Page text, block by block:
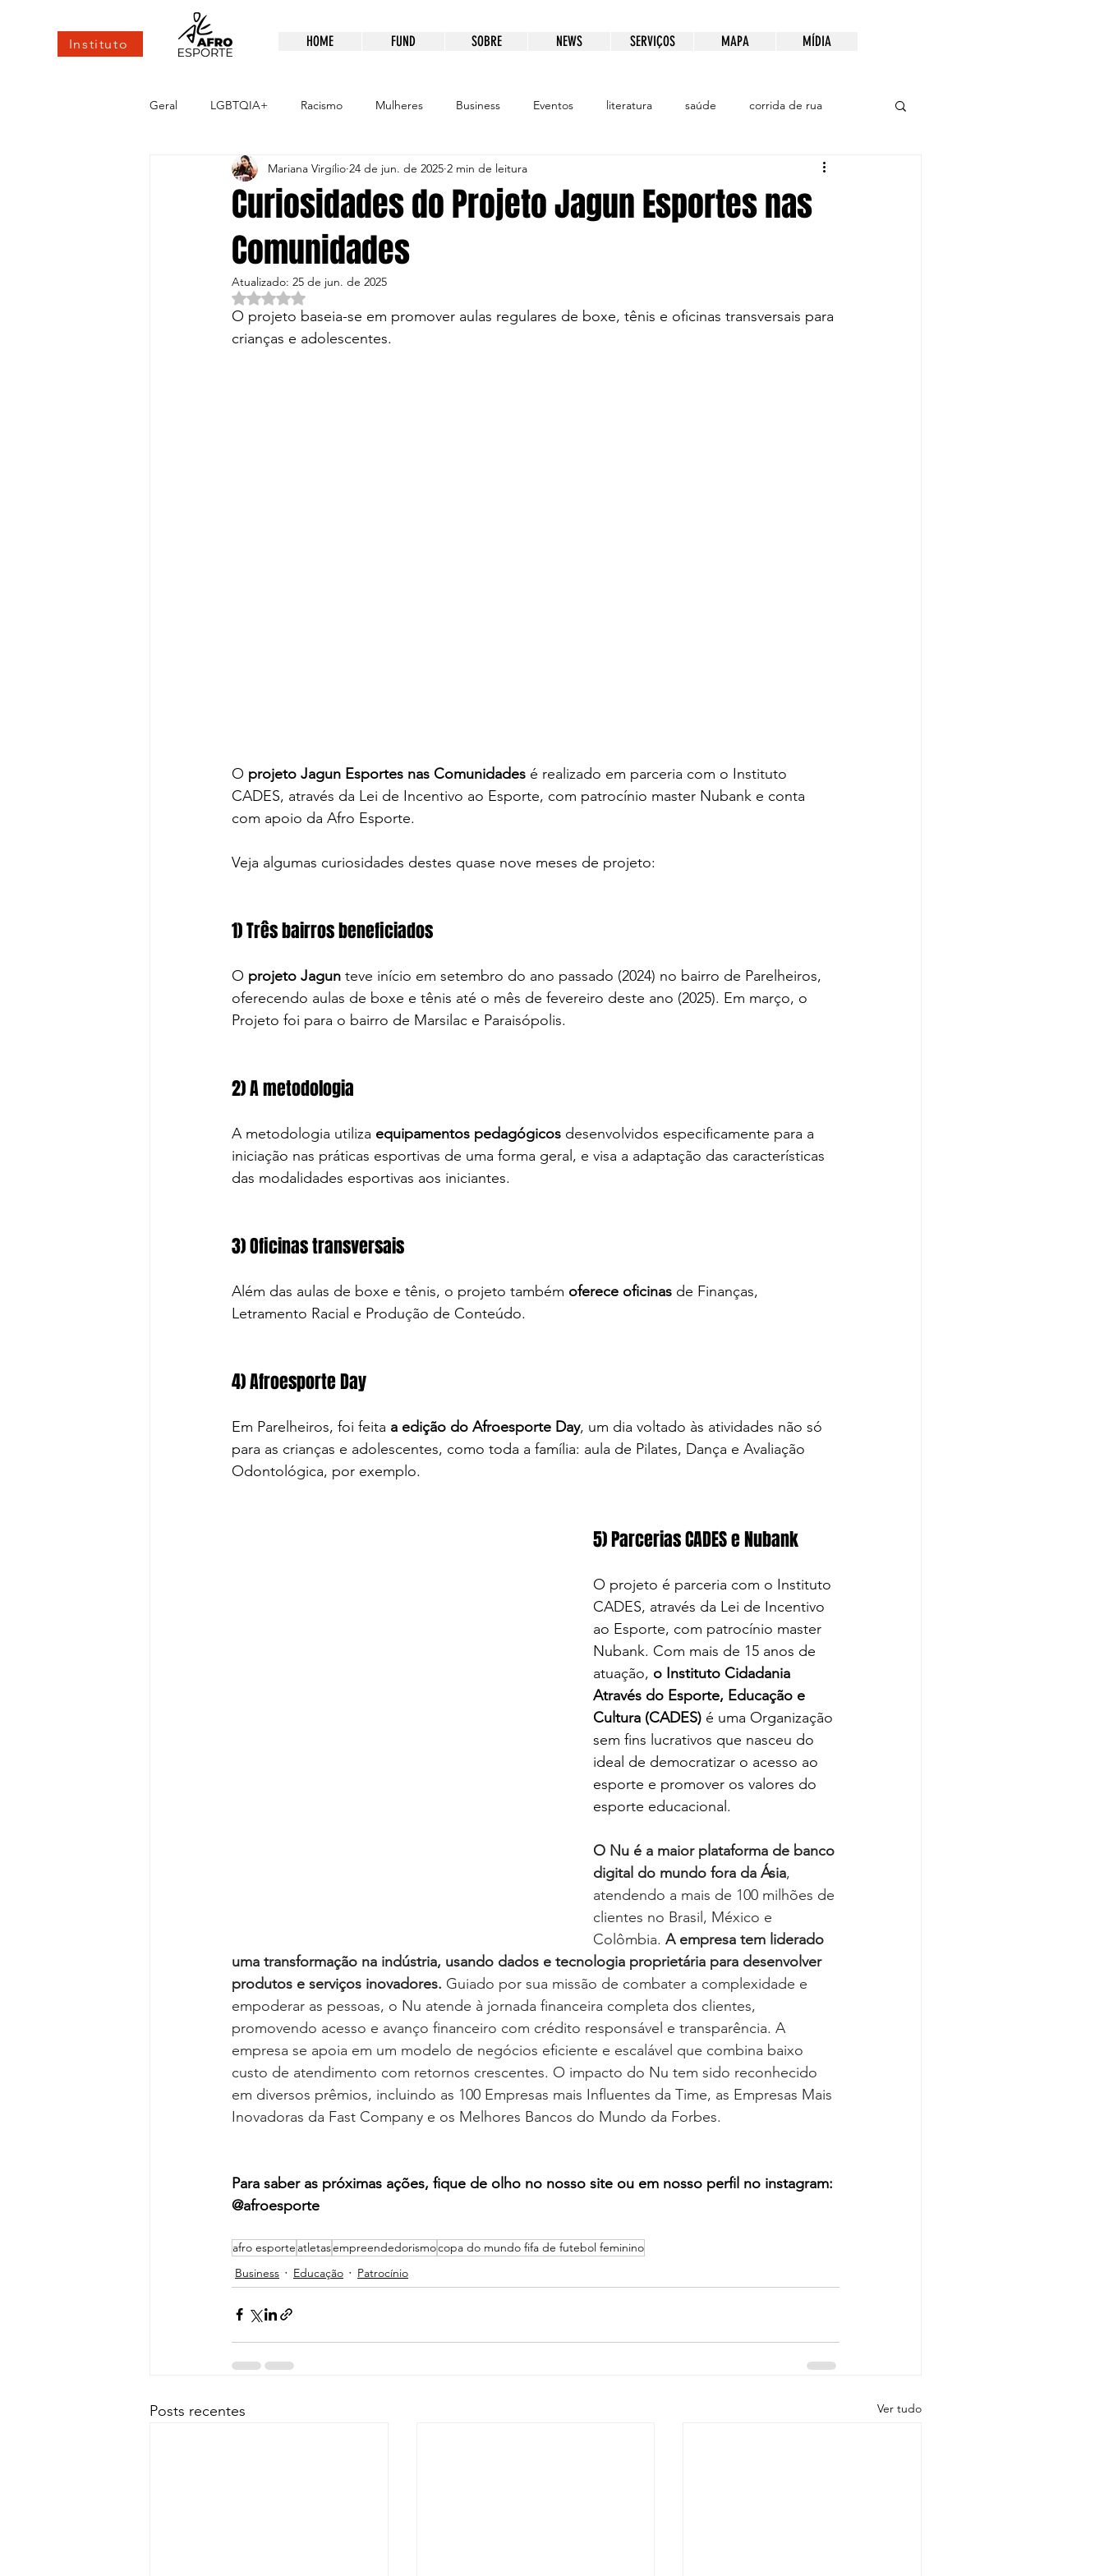
HOME FUND SOBRE NEWS SERVIÇOS MAPA MÍDIA
Instituto
Geral LGBTQIA+ Racismo Mulheres Business Eventos literatura saúde corrida de rua
esportes de elite Alto rendimento Educação Patrocínio
Curiosidades do Projeto Jagun Esportes nas
Comunidades
Mariana Virgílio 24 de jun. de 2025 2 min de leitura
Atualizado: 25 de jun. de 2025
Avaliado com NaN de 5 estrelas.
O projeto baseia-se em promover aulas regulares de boxe, tênis e oficinas transversais para
crianças e adolescentes.
O projeto Jagun Esportes nas Comunidades é realizado em parceria com o Instituto
CADES, através da Lei de Incentivo ao Esporte, com patrocínio master Nubank e conta
com apoio da Afro Esporte.
Veja algumas curiosidades destes quase nove meses de projeto:
1) Três bairros beneficiados
O projeto Jagun teve início em setembro do ano passado (2024) no bairro de Parelheiros,
oferecendo aulas de boxe e tênis até o mês de fevereiro deste ano (2025). Em março, o
Projeto foi para o bairro de Marsilac e Paraisópolis.
2) A metodologia
A metodologia utiliza equipamentos pedagógicos desenvolvidos especificamente para a
iniciação nas práticas esportivas de uma forma geral, e visa a adaptação das características
das modalidades esportivas aos iniciantes.
3) Oficinas transversais
Além das aulas de boxe e tênis, o projeto também oferece oficinas de Finanças,
Letramento Racial e Produção de Conteúdo.
4) Afroesporte Day
Em Parelheiros, foi feita a edição do Afroesporte Day, um dia voltado às atividades não só
para as crianças e adolescentes, como toda a família: aula de Pilates, Dança e Avaliação
Odontológica, por exemplo.
5) Parcerias CADES e Nubank
O projeto é parceria com o Instituto
CADES, através da Lei de Incentivo
ao Esporte, com patrocínio master
Nubank. Com mais de 15 anos de
atuação, o Instituto Cidadania
Através do Esporte, Educação e
Cultura (CADES) é uma Organização
sem fins lucrativos que nasceu do
ideal de democratizar o acesso ao
esporte e promover os valores do
esporte educacional.
O Nu é a maior plataforma de banco
digital do mundo fora da Ásia,
atendendo a mais de 100 milhões de
clientes no Brasil, México e
Colômbia. A empresa tem liderado
uma transformação na indústria, usando dados e tecnologia proprietária para desenvolver
produtos e serviços inovadores. Guiado por sua missão de combater a complexidade e
empoderar as pessoas, o Nu atende à jornada financeira completa dos clientes,
promovendo acesso e avanço financeiro com crédito responsável e transparência. A
empresa se apoia em um modelo de negócios eficiente e escalável que combina baixo
custo de atendimento com retornos crescentes. O impacto do Nu tem sido reconhecido
em diversos prêmios, incluindo as 100 Empresas mais Influentes da Time, as Empresas Mais
Inovadoras da Fast Company e os Melhores Bancos do Mundo da Forbes.
Para saber as próximas ações, fique de olho no nosso site ou em nosso perfil no instagram:
@afroesporte
afro esporte atletasempreendedorismocopa do mundo fifa de futebol feminino
Business
Educação Patrocínio
Posts recentes Ver tudo